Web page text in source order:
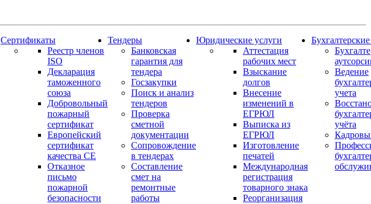
Сертификаты
Реестр членов
ISO
Декларация
таможенного
союза
Добровольный
пожарный
сертификат
Европейский
сертификат
качества СЕ
Отказное
письмо
пожарной
безопасности
Тендеры
Банковская
гарантия для
тендера
Госзакупки
Поиск и анализ
тендеров
Проверка
сметной
документации
Сопровождение
в тендерах
Составление
смет на
ремонтные
работы
Юридические услуги
Аттестация
рабочих мест
Взыскание
долгов
Внесение
изменений в
ЕГРЮЛ
Выписка из
ЕГРЮЛ
Изготовление
печатей
Международная
регистрация
товарного знака
Реорганизация
Ведение
учета
учёта